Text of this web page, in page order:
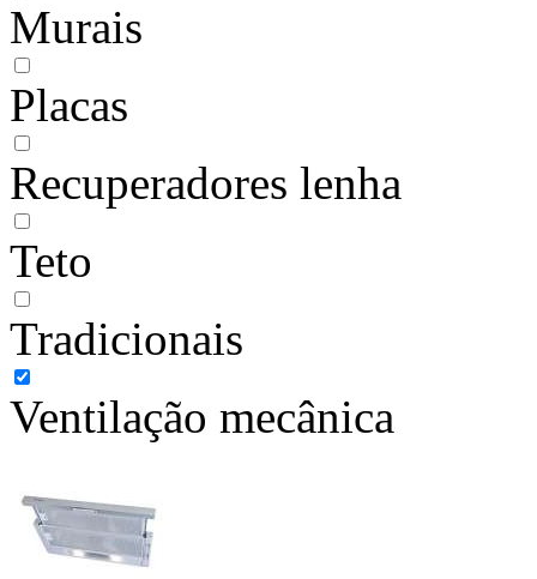
Murais
Placas
Recuperadores lenha
Teto
Tradicionais
Ventilação mecânica